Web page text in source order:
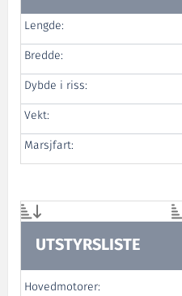
Lengde:
Bredde:
Dybde i riss:
Vekt:
Marsjfart:
UTSTYRSLISTE
Hovedmotorer: